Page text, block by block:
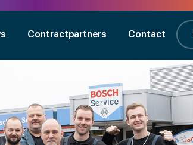
Contractpartners Contact